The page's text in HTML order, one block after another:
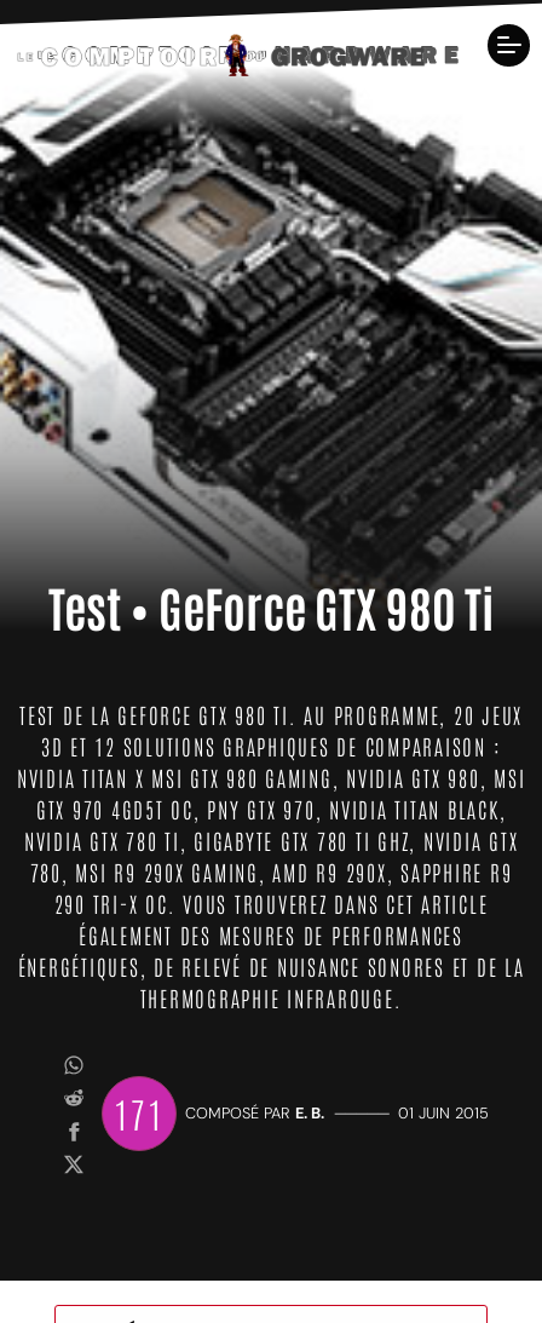
Test • GeForce GTX 980 Ti
TEST DE LA GEFORCE GTX 980 TI. AU PROGRAMME, 20 JEUX
3D ET 12 SOLUTIONS GRAPHIQUES DE COMPARAISON :
NVIDIA TITAN X MSI GTX 980 GAMING, NVIDIA GTX 980, MSI
GTX 970 4GD5T OC, PNY GTX 970, NVIDIA TITAN BLACK,
NVIDIA GTX 780 TI, GIGABYTE GTX 780 TI GHZ, NVIDIA GTX
780, MSI R9 290X GAMING, AMD R9 290X, SAPPHIRE R9
290 TRI-X OC. VOUS TROUVEREZ DANS CET ARTICLE
ÉGALEMENT DES MESURES DE PERFORMANCES
ÉNERGÉTIQUES, DE RELEVÉ DE NUISANCE SONORES ET DE LA
THERMOGRAPHIE INFRAROUGE.
171 COMPOSÉ PAR E. B. ————— 01 JUIN 2015